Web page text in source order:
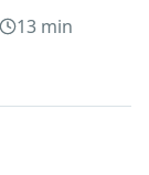
13 min